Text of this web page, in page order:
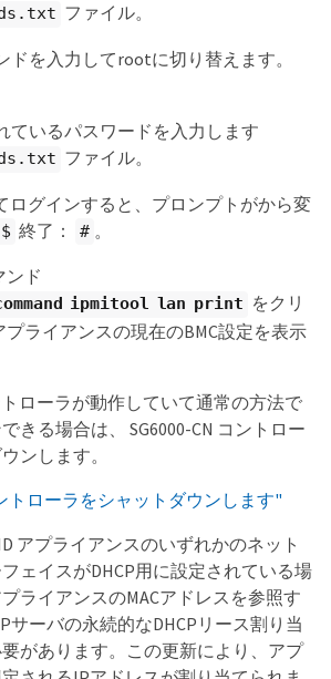
ファイル。
ドを入力してrootに切り替えます。
ているパスワードを入力します
ファイル。
ログインすると、プロンプトがから変
$ 終了： # 。
ンド
ipmitool lan print をクリ
プライアンスの現在のBMC設定を表示
トローラが動作していて通常の方法で
きる場合は、 SG6000-CN コントロー
ンします。
トローラをシャットダウンします"
アプライアンスのいずれかのネット
ェイスがDHCP用に設定されている場
ライアンスのMACアドレスを参照す
サーバの永続的なDHCPリース割り当
があります。この更新により、アプ